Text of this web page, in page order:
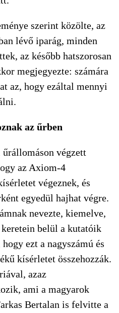
szerint közölte, az
lévő iparág, minden
az később hatszorosan
megjegyezte: számára
az, hogy ezáltal mennyi
az űrben
végzett
az Axiom-4
végeznek, és
egyedül hajhat végre.
nevezte, kiemelve,
belül a kutatóik
ezt a nagyszámú és
kísérletet összehozzák.
azaz
ami a magyarok
Bertalan is felvitte a